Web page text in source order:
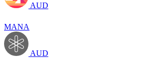
AUD
MANA
AUD